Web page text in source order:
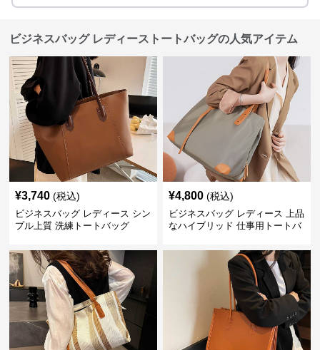
ビジネスバッグ レディーストートバッグの人気アイテム
¥3,740 (税込)
ビジネスバッグ レディース シン
プル上質 洗練トートバッグ
¥4,800 (税込)
ビジネスバッグ レディース 上品
なハイブリッド 仕事用トートバ